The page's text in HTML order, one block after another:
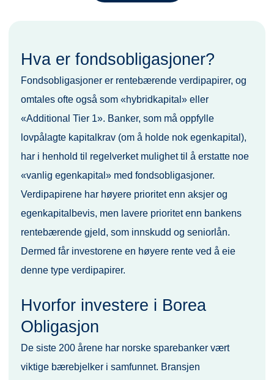
Hva er fondsobligasjoner?
Fondsobligasjoner er rentebærende verdipapirer, og
omtales ofte også som «hybridkapital» eller
«Additional Tier 1». Banker, som må oppfylle
lovpålagte kapitalkrav (om å holde nok egenkapital),
har i henhold til regelverket mulighet til å erstatte noe
«vanlig egenkapital» med fondsobligasjoner.
Verdipapirene har høyere prioritet enn aksjer og
egenkapitalbevis, men lavere prioritet enn bankens
rentebærende gjeld, som innskudd og seniorlån.
Dermed får investorene en høyere rente ved å eie
denne type verdipapirer.
Hvorfor investere i Borea
Obligasjon
De siste 200 årene har norske sparebanker vært
viktige bærebjelker i samfunnet. Bransjen